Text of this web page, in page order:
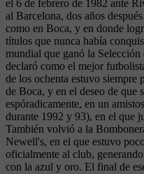
el 6 de febrero de 1982 ante
al Barcelona, dos años
como en Boca, y en donde
títulos que nunca había
mundial que ganó la
declaró como el mejor
de los ochenta estuvo siempre
de Boca, y en el deseo de que
espóradicamente, en un
durante 1992 y 93), en el que
También volvió a la
Newell's, en el que estuvo
oficialmente al club,
con la azul y oro. El final de